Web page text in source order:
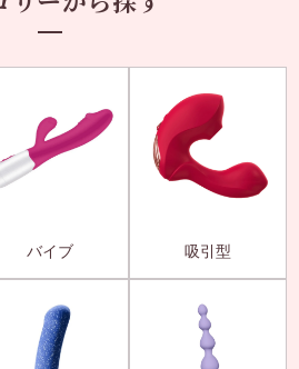
バイブ 吸引型